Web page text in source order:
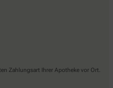
Zahlungsart Ihrer Apotheke vor Ort.